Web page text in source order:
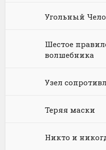
Юмористическое
Угольный
Шестое
волшебника
Узел
Теряя маски
Никто и